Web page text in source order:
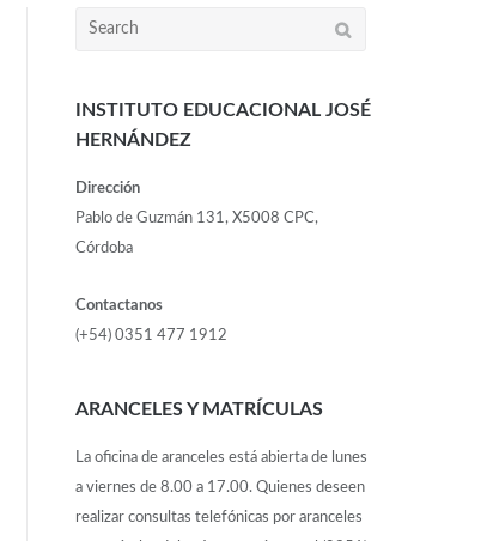
INSTITUTO EDUCACIONAL JOSÉ
HERNÁNDEZ
Dirección
Pablo de Guzmán 131, X5008 CPC,
Córdoba
Contactanos
(+54) 0351 477 1912
ARANCELES Y MATRÍCULAS
La oficina de aranceles está abierta de lunes
a viernes de 8.00 a 17.00. Quienes deseen
realizar consultas telefónicas por aranceles